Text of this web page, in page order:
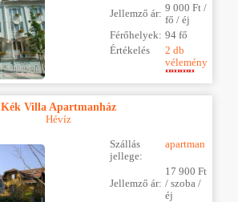
Jellemző ár: 9 000 Ft /
fő / éj
Férőhelyek: 94 fő
Értékelés
2 db
vélemény
Kék Villa Apartmanház
Hévíz
Szállás
jellege:
apartman
Jellemző ár:
17 900 Ft
/ szoba /
éj